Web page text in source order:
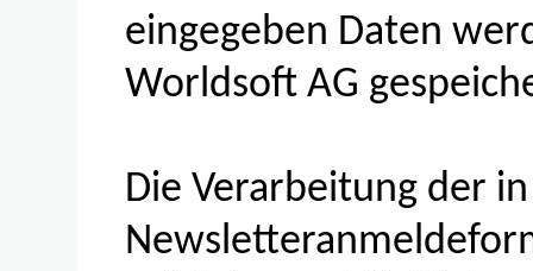
eingegeben Daten
Worldsoft AG
Die Verarbeitung der